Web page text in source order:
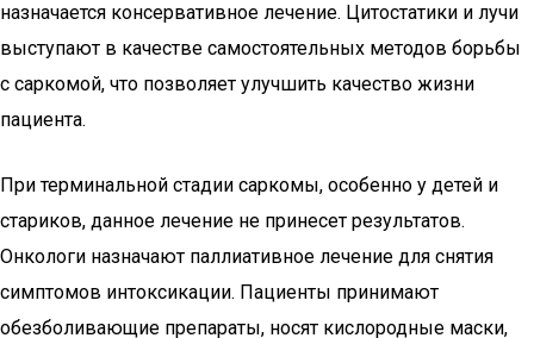
назначается консервативное лечение. Цитостатики и лучи
выступают в качестве самостоятельных методов борьбы
с саркомой, что позволяет улучшить качество жизни
пациента.
При терминальной стадии саркомы, особенно у детей и
стариков, данное лечение не принесет результатов.
Онкологи назначают паллиативное лечение для снятия
симптомов интоксикации. Пациенты принимают
обезболивающие препараты, носят кислородные маски,